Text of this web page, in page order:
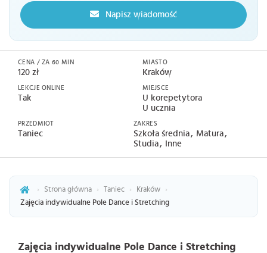
Napisz wiadomość
CENA / ZA 60 MIN
120 zł
LEKCJE ONLINE
Tak
MIASTO
Kraków
MIEJSCE
U korepetytora
U ucznia
PRZEDMIOT
Taniec
ZAKRES
Szkoła średnia Matura
Studia
Inne
› Strona główna › Taniec › Kraków
›
Zajęcia indywidualne Pole Dance i Stretching
Zajęcia indywidualne Pole Dance i Stretching